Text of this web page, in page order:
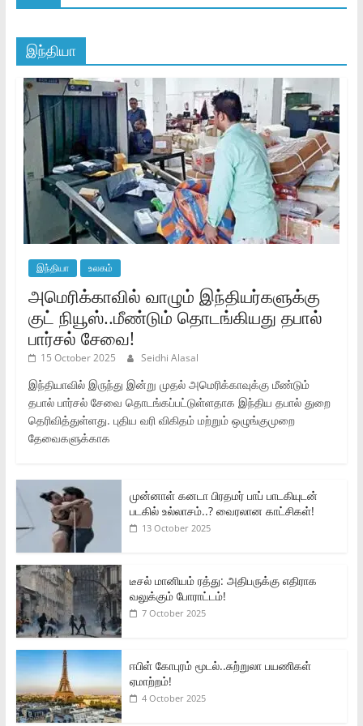
இந்தியா
இந்தியா உலகம்
அமெரிக்காவில் வாழும் இந்தியர்களுக்கு
குட் நியூஸ்..மீண்டும் தொடங்கியது தபால்
பார்சல் சேவை!
15 October 2025 Seidhi Alasal
இந்தியாவில் இருந்து இன்று முதல் அமெரிக்காவுக்கு மீண்டும்
தபால் பார்சல் சேவை தொடங்கப்பட்டுள்ளதாக இந்திய தபால் துறை
தெரிவித்துள்ளது. புதிய வரி விகிதம் மற்றும் ஒழுங்குமுறை
தேவைகளுக்காக
முன்னாள் கனடா பிரதமர் பாப் பாடகியுடன்
படகில் உல்லாசம்..? வைரலான காட்சிகள்!
13 October 2025
டீசல் மானியம் ரத்து: அதிபருக்கு எதிராக
வலுக்கும் போராட்டம்!
7 October 2025
ஈபிள் கோபுரம் மூடல்..சுற்றுலா பயணிகள்
ஏமாற்றம்!
4 October 2025